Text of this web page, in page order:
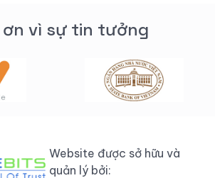
ơn vì sự tin tưởng
Website được sở hữu và
quản lý bởi: